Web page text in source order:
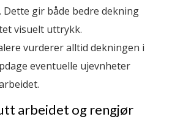
gir både bedre dekning
visuelt uttrykk.
vurderer alltid dekningen i
eventuelle ujevnheter
arbeidet og rengjør